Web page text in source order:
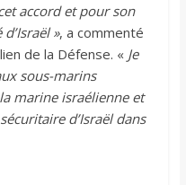
accord et pour son
», a commenté
de la Défense. « Je
sous-marins
marine israélienne et
d’Israël dans